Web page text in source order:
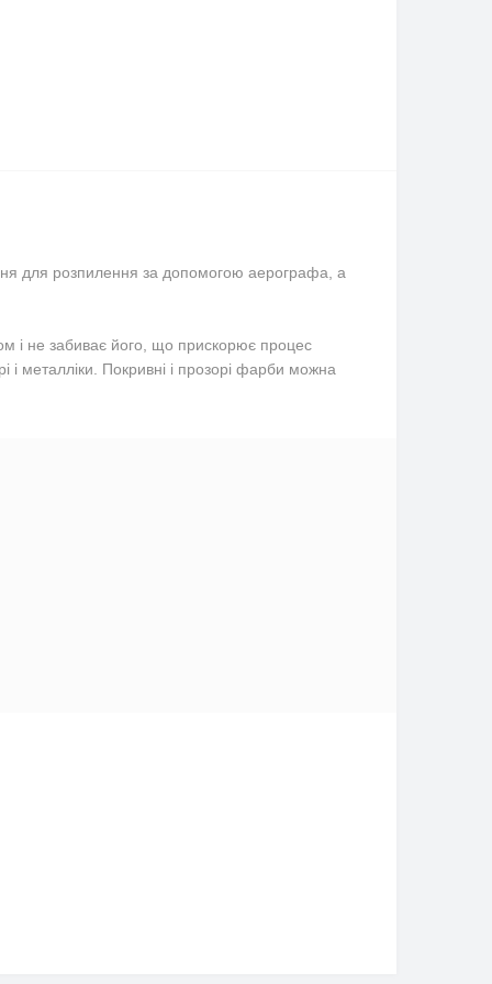
для розпилення за допомогою аерографа, а
і не забиває його, що прискорює процес
металліки. Покривні і прозорі фарби можна